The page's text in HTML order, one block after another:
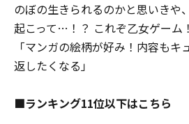
のぼの生きられるのかと思いきや
起こって…！？ これぞ乙女ゲーム
「マンガの絵柄が好み！内容もキ
返したくなる」
■ランキング11位以下はこちら